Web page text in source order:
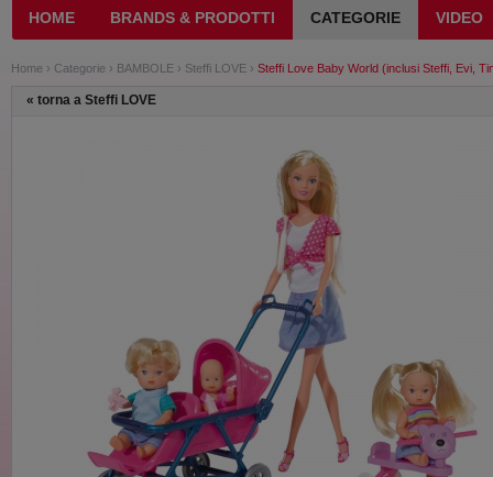
HOME BRANDS & PRODOTTI CATEGORIE VIDEO
Home › Categorie › BAMBOLE › Steffi LOVE › Steffi Love Baby World (inclusi Steffi, Evi,
« torna a Steffi LOVE